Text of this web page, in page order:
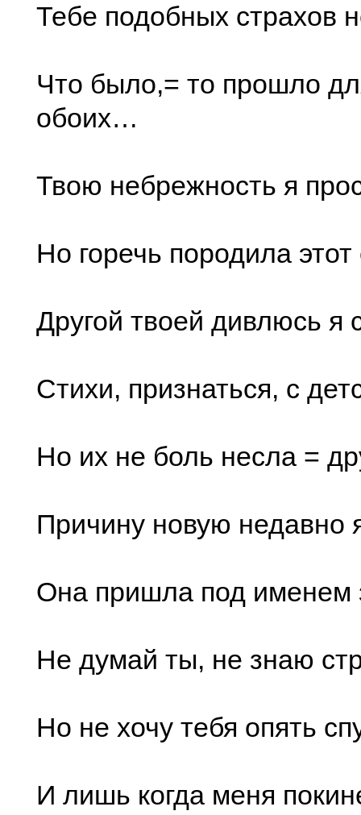
Тебе подобных страхов
Что было,= то прошло
обоих…
Твою небрежность я
Но горечь породила этот
Другой твоей дивлюсь я
Стихи, признаться, с
Но их не боль несла =
Причину новую недавно
Она пришла под именем
Не думай ты, не знаю
Но не хочу тебя опять
И лишь когда меня